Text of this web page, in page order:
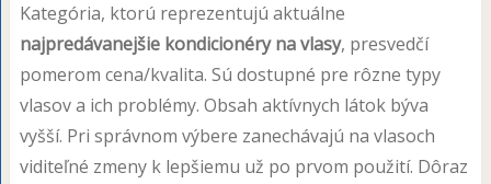
Kategória, ktorú reprezentujú aktuálne
najpredávanejšie kondicionéry na vlasy, presvedčí
pomerom cena/kvalita. Sú dostupné pre rôzne typy
vlasov a ich problémy. Obsah aktívnych látok býva
vyšší. Pri správnom výbere zanechávajú na vlasoch
viditeľné zmeny k lepšiemu už po prvom použití. Dôraz